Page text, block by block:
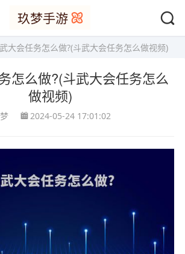
大会任务怎么做?(斗武大会任务怎么做视频)
怎么做?(斗武大会任务怎么
做视频)
2024-05-24 17:01:02